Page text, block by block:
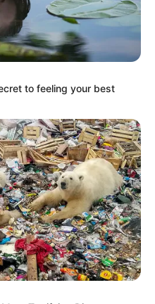
to feeling your best